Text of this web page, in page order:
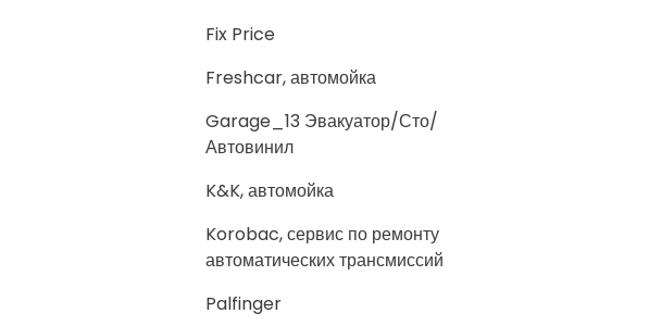
Fix Price
Freshcar, автомойка
Garage_13 Эвакуатор/Сто/
Автовинил
K&K, автомойка
Korobac, сервис по ремонту
автоматических трансмиссий
Palfinger